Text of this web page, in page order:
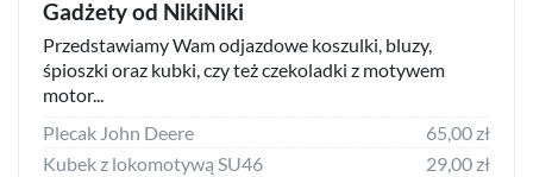
Gadżety od NikiNiki
Przedstawiamy Wam odjazdowe koszulki, bluzy,
śpioszki oraz kubki, czy też czekoladki z motywem
motor...
Plecak John Deere
65,00 zł
Kubek z lokomotywą SU46
29,00 zł